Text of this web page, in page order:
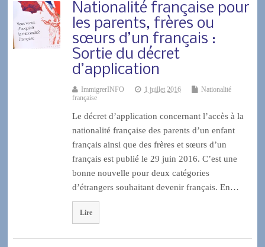
Nationalité française pour
les parents, frères ou
sœurs d’un français :
Sortie du décret
d’application
ImmigrerINFO 1 juillet 2016
Nationalité
française
Le décret d’application concernant l’accès à la
nationalité française des parents d’un enfant
français ainsi que des frères et sœurs d’un
français est publié le 29 juin 2016. C’est une
bonne nouvelle pour deux catégories
d’étrangers souhaitant devenir français. En…
Lire